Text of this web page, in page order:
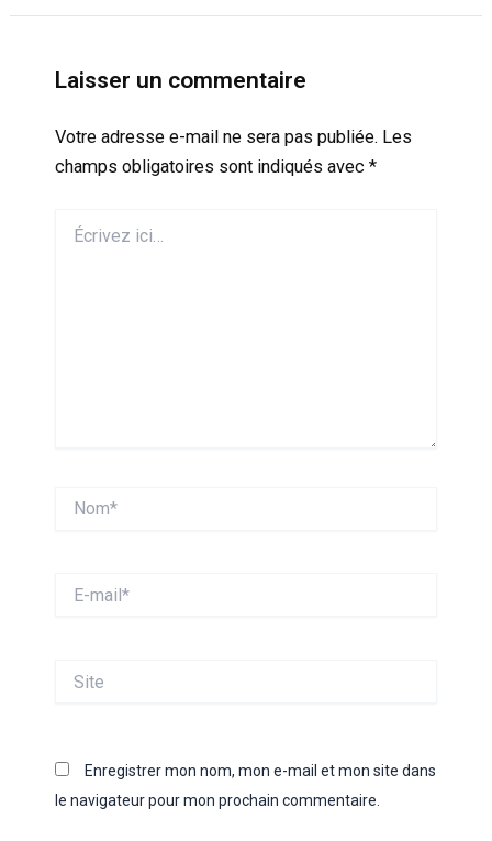
Laisser un commentaire
Votre adresse e-mail ne sera pas publiée. Les
champs obligatoires sont indiqués avec *
ici…
mail*
Enregistrer mon nom, mon e-mail et mon site dans
le navigateur pour mon prochain commentaire.